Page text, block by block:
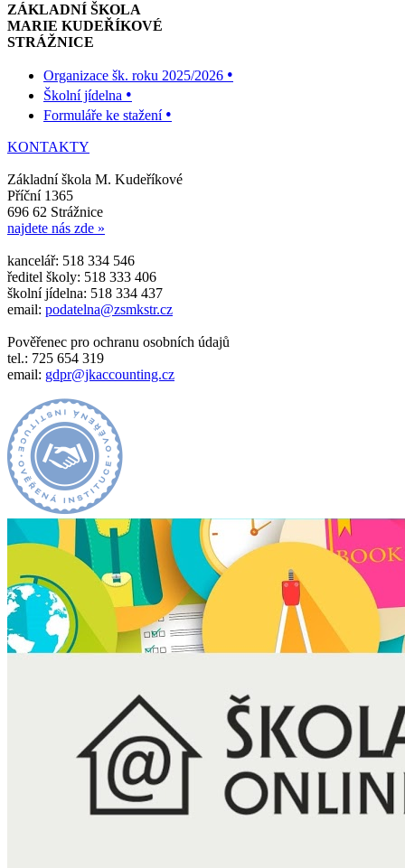
ZÁKLADNÍ ŠKOLA
MARIE KUDEŘÍKOVÉ
STRÁŽNICE
Organizace šk. roku 2025/2026 •
Školní jídelna •
Formuláře ke stažení •
KONTAKTY
Základní škola M. Kudeříkové
Příční 1365
696 62 Strážnice
najdete nás zde »
kancelář: 518 334 546
ředitel školy: 518 333 406
školní jídelna: 518 334 437
email: podatelna@zsmkstr.cz
Pověřenec pro ochranu osobních údajů
tel.: 725 654 319
email: gdpr@jkaccounting.cz